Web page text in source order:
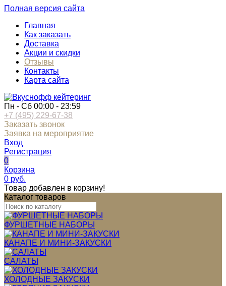
Полная версия сайта
Главная
Как заказать
Доставка
Акции и скидки
Отзывы
Контакты
Карта сайта
Пн - Сб 00:00 - 23:59
+7 (495) 229-67-38
Заказать звонок
Заявка на мероприятие
Вход
Регистрация
0
Корзина
0 руб.
Товар добавлен в корзину!
Каталог товаров
ФУРШЕТНЫЕ НАБОРЫ
КАНАПЕ И МИНИ-ЗАКУСКИ
САЛАТЫ
ХОЛОДНЫЕ ЗАКУСКИ